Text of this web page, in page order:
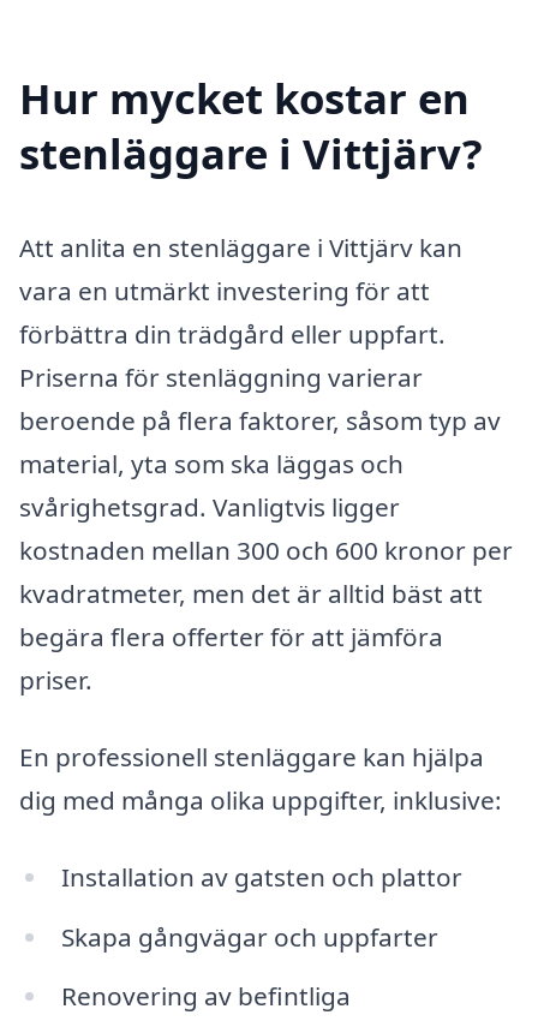
Hur mycket kostar en
stenläggare i Vittjärv?
Att anlita en stenläggare i Vittjärv kan
vara en utmärkt investering för att
förbättra din trädgård eller uppfart.
Priserna för stenläggning varierar
beroende på flera faktorer, såsom typ av
material, yta som ska läggas och
svårighetsgrad. Vanligtvis ligger
kostnaden mellan 300 och 600 kronor per
kvadratmeter, men det är alltid bäst att
begära flera offerter för att jämföra
priser.
En professionell stenläggare kan hjälpa
dig med många olika uppgifter, inklusive:
Installation av gatsten och plattor
Skapa gångvägar och uppfarter
Renovering av befintliga